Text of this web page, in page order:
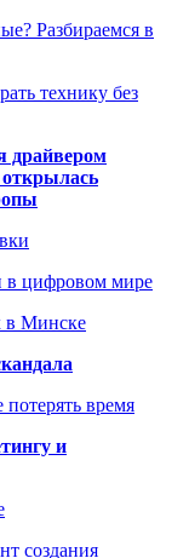
Разбираемся в
технику без
драйвером
в цифровом мире
в Минске
потерять время
и
создания